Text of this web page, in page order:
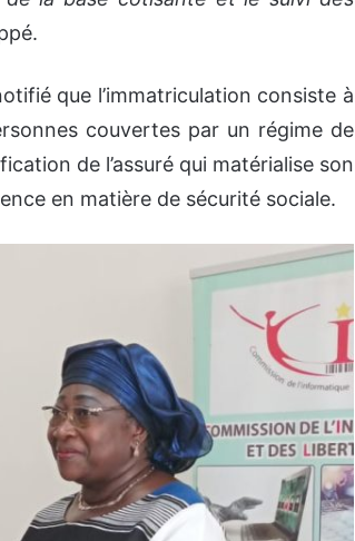
que l’immatriculation consiste à
couvertes par un régime de
de l’assuré qui matérialise son
en matière de sécurité sociale.